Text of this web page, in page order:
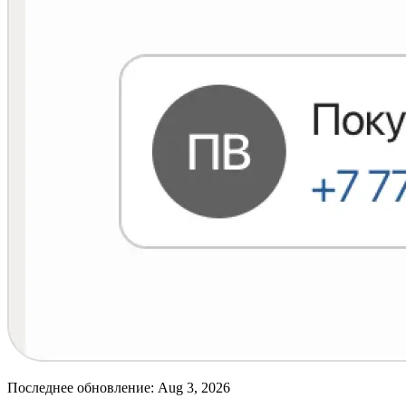
Последнее обновление: Aug 3, 2026